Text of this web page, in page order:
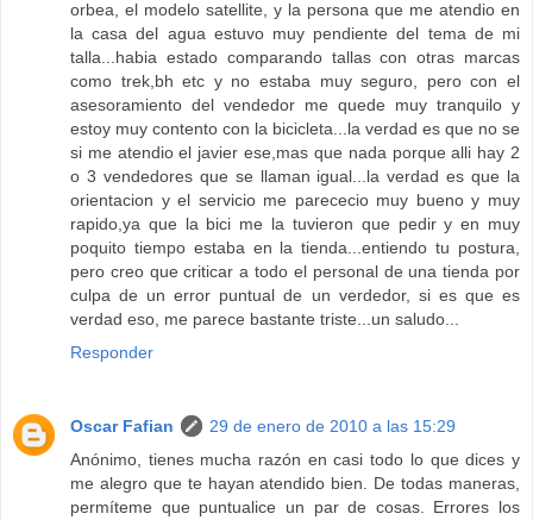
orbea, el modelo satellite, y la persona que me atendio en
la casa del agua estuvo muy pendiente del tema de mi
talla...habia estado comparando tallas con otras marcas
como trek,bh etc y no estaba muy seguro, pero con el
asesoramiento del vendedor me quede muy tranquilo y
estoy muy contento con la bicicleta...la verdad es que no se
si me atendio el javier ese,mas que nada porque alli hay 2
o 3 vendedores que se llaman igual...la verdad es que la
orientacion y el servicio me parececio muy bueno y muy
rapido,ya que la bici me la tuvieron que pedir y en muy
poquito tiempo estaba en la tienda...entiendo tu postura,
pero creo que criticar a todo el personal de una tienda por
culpa de un error puntual de un verdedor, si es que es
verdad eso, me parece bastante triste...un saludo...
Responder
Oscar Fafian
29 de enero de 2010 a las 15:29
Anónimo, tienes mucha razón en casi todo lo que dices y
me alegro que te hayan atendido bien. De todas maneras,
permíteme que puntualice un par de cosas. Errores los